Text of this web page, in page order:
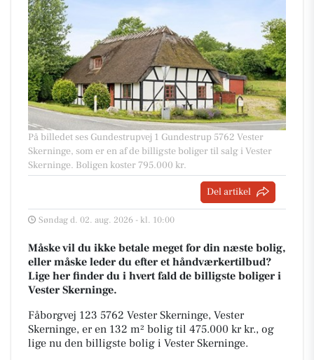
På billedet ses Gundestrupvej 1 Gundestrup 5762 Vester
Skerninge, som er en af de billigste boliger til salg i Vester
Skerninge. Boligen koster 795.000 kr.
Del artikel
Søndag d. 02. aug. 2026 - kl. 10:00
Måske vil du ikke betale meget for din næste bolig,
eller måske leder du efter et håndværkertilbud?
Lige her finder du i hvert fald de billigste boliger i
Vester Skerninge.
Fåborgvej 123 5762 Vester Skerninge, Vester
Skerninge, er en 132 m² bolig til 475.000 kr kr., og
lige nu den billigste bolig i Vester Skerninge.